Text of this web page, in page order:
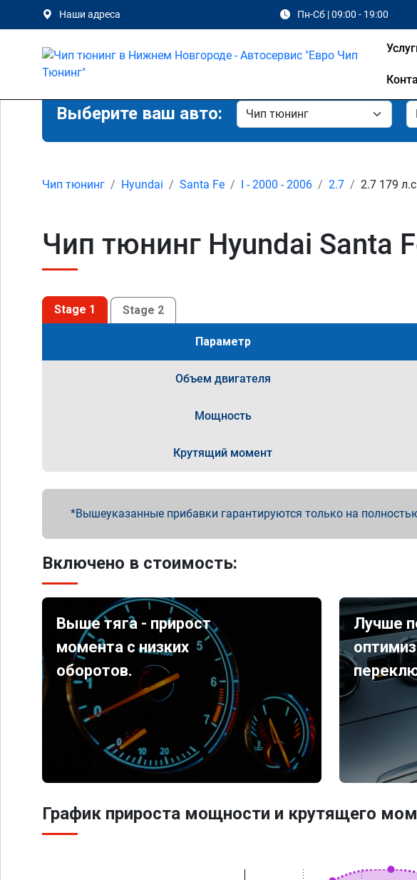
Наши адреса Пн-Сб | 09:00 - 19:00
Выберите ваш авто:
Чип тюнинг Hyundai Santa Fe I - 2000 - 2006 2.7 2.7 179 л.с
Чип тюнинг Hyundai Santa
Stage 1 Stage 2
Параметр
Объем двигателя
Мощность
Крутящий момент
Вышеуказанные прибавки гарантируются только на
Включено в стоимость:
Выше тяга - прирост
момента с низких
оборотов.
Лучше
График прироста мощности и крутящего